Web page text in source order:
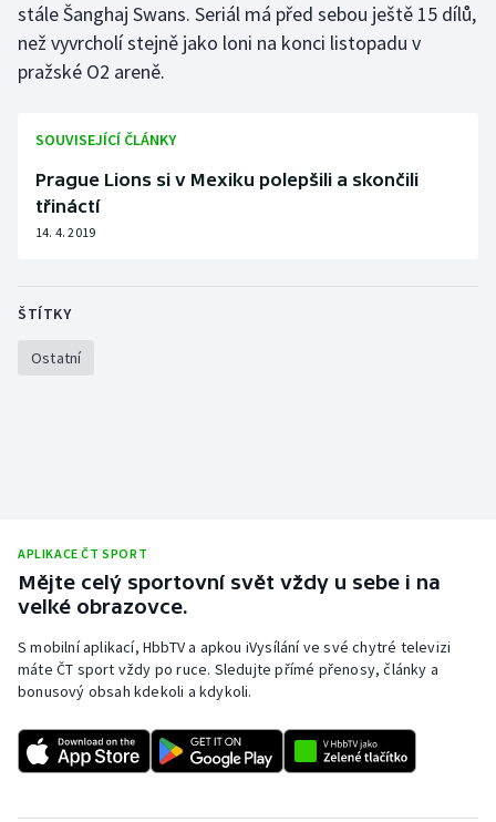
Olympijské hry
Parasport
Plavání
Plážový volejbal
Ragby
Rychlostní kanoistika
Triatlon
Veslování
Vodní slalom
Ostatní
stále Šanghaj Swans. Seriál má před sebou ještě 15 dílů,
než vyvrcholí stejně jako loni na konci listopadu v
pražské O2 areně.
SOUVISEJÍCÍ ČLÁNKY
Prague Lions si v Mexiku polepšili a skončili
třináctí
14. 4. 2019
ŠTÍTKY
Ostatní
APLIKACE ČT SPORT
Mějte celý sportovní svět vždy u sebe i na
velké obrazovce.
S mobilní aplikací, HbbTV a apkou iVysílání ve své chytré televizi
máte ČT sport vždy po ruce. Sledujte přímé přenosy, články a
bonusový obsah kdekoli a kdykoli.